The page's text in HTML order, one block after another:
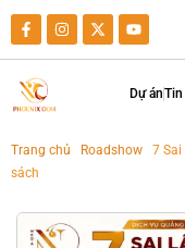
Dự án
Trang chủ Roadshow
7
sách